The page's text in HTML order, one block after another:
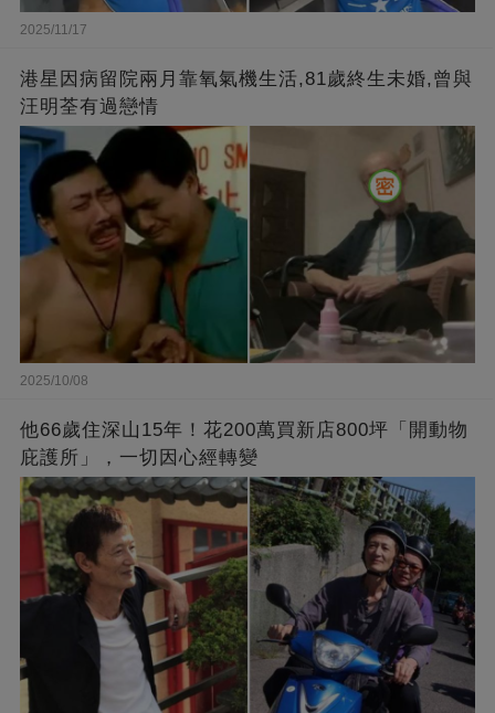
2025/11/17
港星因病留院兩月靠氧氣機生活,81歲終生未婚,曾與
汪明荃有過戀情
2025/10/08
他66歲住深山15年！花200萬買新店800坪「開動物
庇護所」，一切因心經轉變